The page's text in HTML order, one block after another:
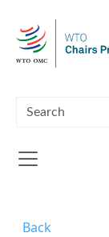
Back